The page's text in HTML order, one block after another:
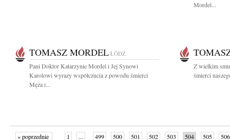
Mordel...
TOMASZ MORDEL ŁÓDŹ
Pani Doktor Katarzynie Mordel i Jej Synowi
Karolowi wyrazy współczucia z powodu śmierci
Męża i...
Z wielkim
śmierci
« poprzednie 1 ... 499 500 501 502 503 504 505 506